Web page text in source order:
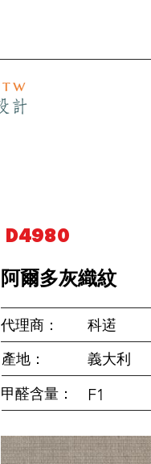
D4980
阿爾多灰織紋
代理商：
科逽
產地：
義大利
甲醛含量：
F1